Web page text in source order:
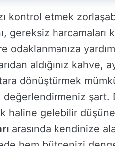
kontrol etmek
gereksiz
aldığınız
dönüştürmek
değerlendirmeniz
haline gelebilir
arasında kendinize